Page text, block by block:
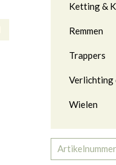
Ketting &
Remmen
Trappers
Verlichting
Wielen
Artikelnummer